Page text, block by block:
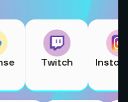
Twitch